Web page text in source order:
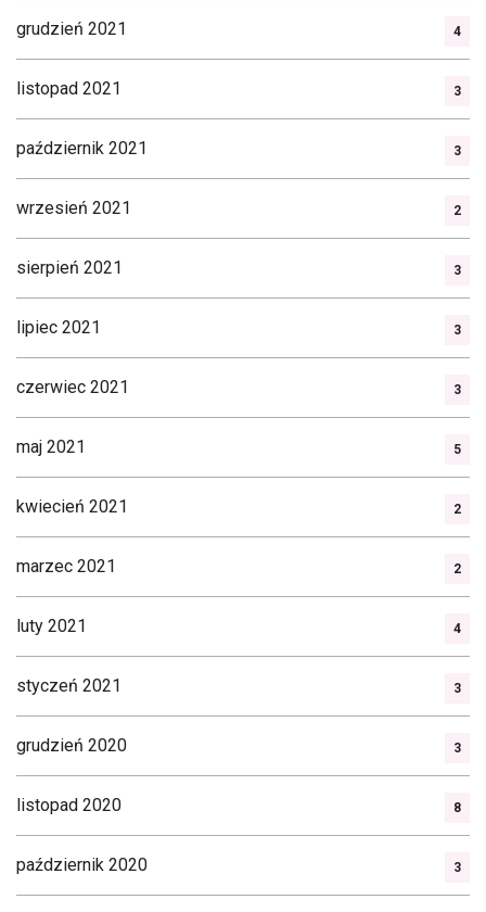
grudzień 2021 4
listopad 2021 3
październik 2021 3
wrzesień 2021 2
sierpień 2021 3
lipiec 2021 3
czerwiec 2021 3
maj 2021 5
kwiecień 2021 2
marzec 2021 2
luty 2021 4
styczeń 2021 3
grudzień 2020 3
listopad 2020 8
październik 2020 3